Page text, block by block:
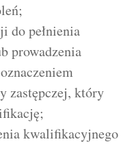
do pełnienia
prowadzenia
zastępczej, który
kwalifikacyjnego